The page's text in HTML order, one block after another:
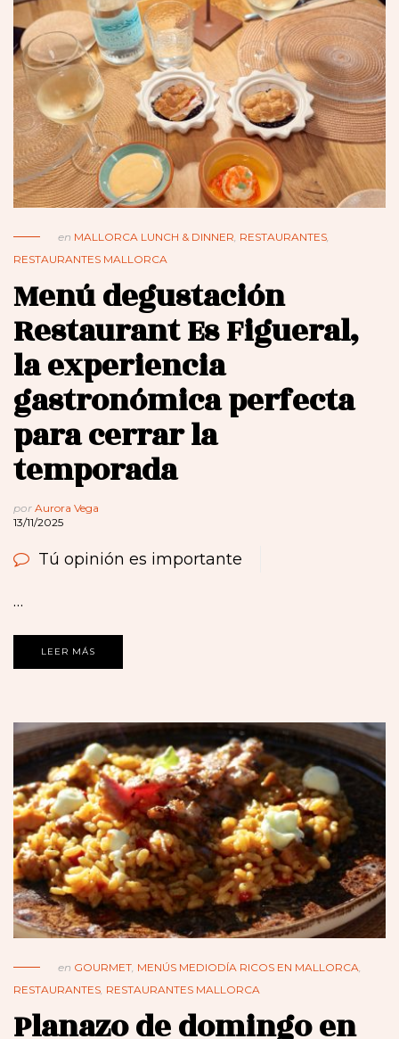
en MALLORCA LUNCH & DINNER RESTAURANTES
RESTAURANTES MALLORCA
Menú degustación
Restaurant Es Figueral,
la experiencia
gastronómica perfecta
para cerrar la
temporada
por Aurora Vega
13/11/2025
Tú opinión es importante
…
LEER MÁS
en GOURMET, MENÚS MEDIODÍA RICOS EN MALLORCA,
RESTAURANTES, RESTAURANTES MALLORCA
Planazo de domingo en